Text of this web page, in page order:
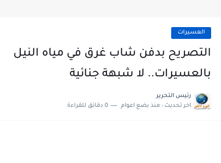
العسيرات
التصريح بدفن شاب غرق في مياه النيل
بالعسيرات.. لا شبهة جنائية
رئيس التحرير
اخر تحديث : منذ بضع اعوام 0 دقائق للقراءة